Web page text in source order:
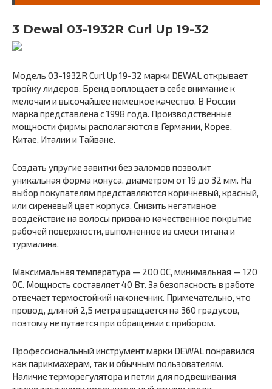
3 Dewal 03-1932R Curl Up 19-32
Модель 03-1932R Curl Up 19-32 марки DEWAL открывает
тройку лидеров. Бренд воплощает в себе внимание к
мелочам и высочайшее немецкое качество. В России
марка представлена с 1998 года. Производственные
мощности фирмы располагаются в Германии, Корее,
Китае, Италии и Тайване.
Создать упругие завитки без заломов позволит
уникальная форма конуса, диаметром от 19 до 32 мм. На
выбор покупателям представляются коричневый, красный,
или сиреневый цвет корпуса. Снизить негативное
воздействие на волосы призвано качественное покрытие
рабочей поверхности, выполненное из смеси титана и
турмалина.
Максимальная температура — 200 0С, минимальная — 120
0С. Мощность составляет 40 Вт. За безопасность в работе
отвечает термостойкий наконечник. Примечательно, что
провод, длиной 2,5 метра вращается на 360 градусов,
поэтому не путается при обращении с прибором.
Профессиональный инструмент марки DEWAL понравился
как парикмахерам, так и обычным пользователям.
Наличие терморегулятора и петли для подвешивания